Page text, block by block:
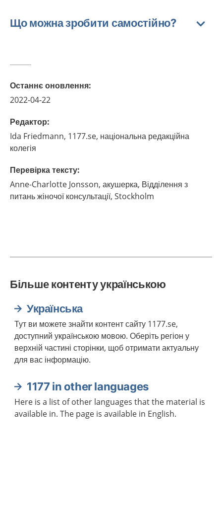
Що можна зробити самостійно?
Останнє оновлення:
2022-04-22
Редактор:
Ida Friedmann, 1177.se, національна редакційна
колегія
Перевірка тексту:
Anne-Charlotte Jonsson, акушерка, Відділення з
питань жіночої консультації, Stockholm
Більше контенту українською
Українська
Тут ви можете знайти контент сайту 1177.se,
доступний українською мовою. Оберіть регіон у
верхній частині сторінки, щоб отримати актуальну
для вас інформацію.
1177 in other languages
Here is a list of other languages that the material is
available in. The page is available in English.